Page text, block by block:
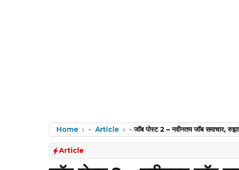
Home - Article -जॉब पोस्ट 2 – नवीनतम जॉब समाचार,
Article